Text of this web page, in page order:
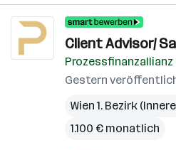
Client Advisor/
Prozessfinanzallianz
Gestern
Wien 1. Bezirk
1.100 € monatlich